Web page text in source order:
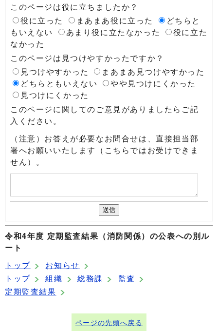
このページは役に立ちましたか？
役に立った
まあまあ役に立った
どちらと
もいえない
あまり役に立たなかった
役に立た
なかった
このページは見つけやすかったですか？
見つけやすかった
まあまあ見つけやすかった
どちらともいえない
やや見つけにくかった
見つけにくかった
このページに関してのご意見がありましたらご記
入ください。
（注意）お答えが必要なお問合せは、直接担当部
署へお願いいたします（こちらではお受けできま
せん）。
令和4年度 定期監査結果（消防関係）の公表への別ル
ート
トップ
お知らせ
トップ
組織 総務課
監査
定期監査結果
ページの先頭へ戻る